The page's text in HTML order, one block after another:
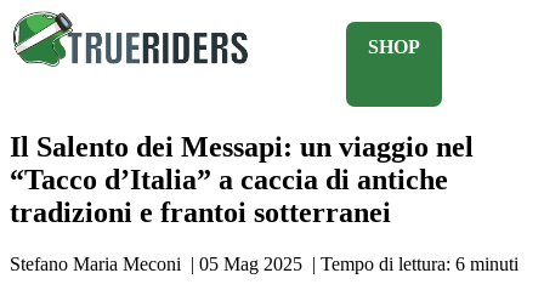
SHOP
Il Salento dei Messapi: un viaggio nel
“Tacco d’Italia” a caccia di antiche
tradizioni e frantoi sotterranei
Stefano Maria Meconi | 05 Mag 2025 | Tempo di lettura: 6 minuti